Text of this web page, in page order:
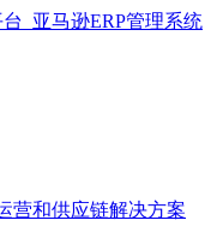
营和供应链解决方案